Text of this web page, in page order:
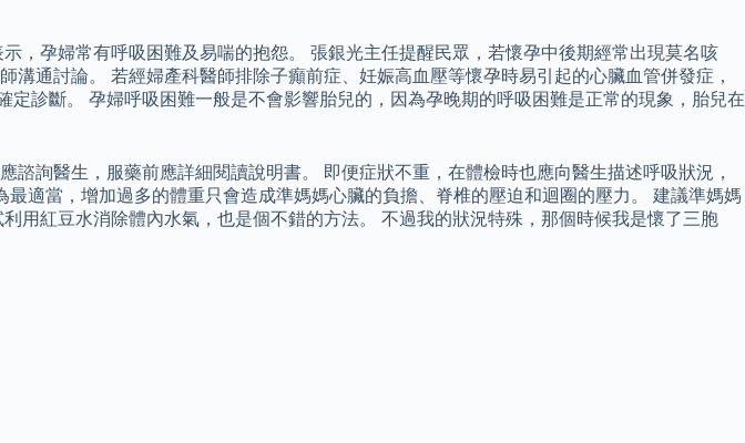
，孕婦常有呼吸困難及易喘的抱怨。 張銀光主任提醒民眾，若懷孕中後期經常出現莫名咳
通討論。 若經婦產科醫師排除子癲前症、妊娠高血壓等懷孕時易引起的心臟血管併發症，
診斷。 孕婦呼吸困難一般是不會影響胎兒的，因為孕晚期的呼吸困難是正常的現象，胎兒在
詢醫生，服藥前應詳細閱讀說明書。 即便症狀不重，在體檢時也應向醫生描述呼吸狀況，
適當，增加過多的體重只會造成準媽媽心臟的負擔、脊椎的壓迫和迴圈的壓力。 建議準媽媽
用紅豆水消除體內水氣，也是個不錯的方法。 不過我的狀況特殊，那個時候我是懷了三胞